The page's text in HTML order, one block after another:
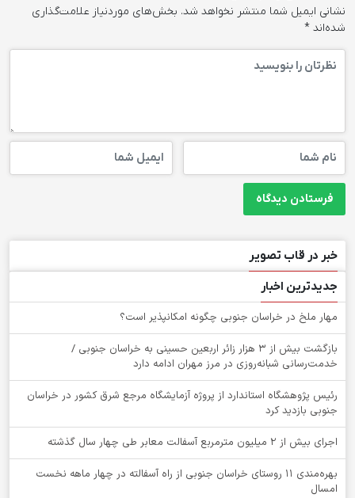
نشانی ایمیل شما منتشر نخواهد شد. بخش‌های موردنیاز علامت‌گذاری
شده‌اند *
خبر در قاب تصویر
جدیدترین اخبار
‌مهار ملخ در خراسان جنوبی چگونه امکانپذیر است؟
بازگشت بیش از ۳ هزار زائر اربعین حسینی به خراسان جنوبی /
خدمت‌رسانی شبانه‌روزی در مرز مهران ادامه دارد
رئیس پژوهشگاه استاندارد از پروژه آزمایشگاه مرجع شرق کشور در خراسان
جنوبی بازدید کرد
اجرای بیش از ۲ میلیون مترمربع آسفالت معابر طی چهار سال گذشته
بهره‌مندی ۱۱ روستای خراسان جنوبی از راه آسفالته در چهار ماهه نخست
امسال